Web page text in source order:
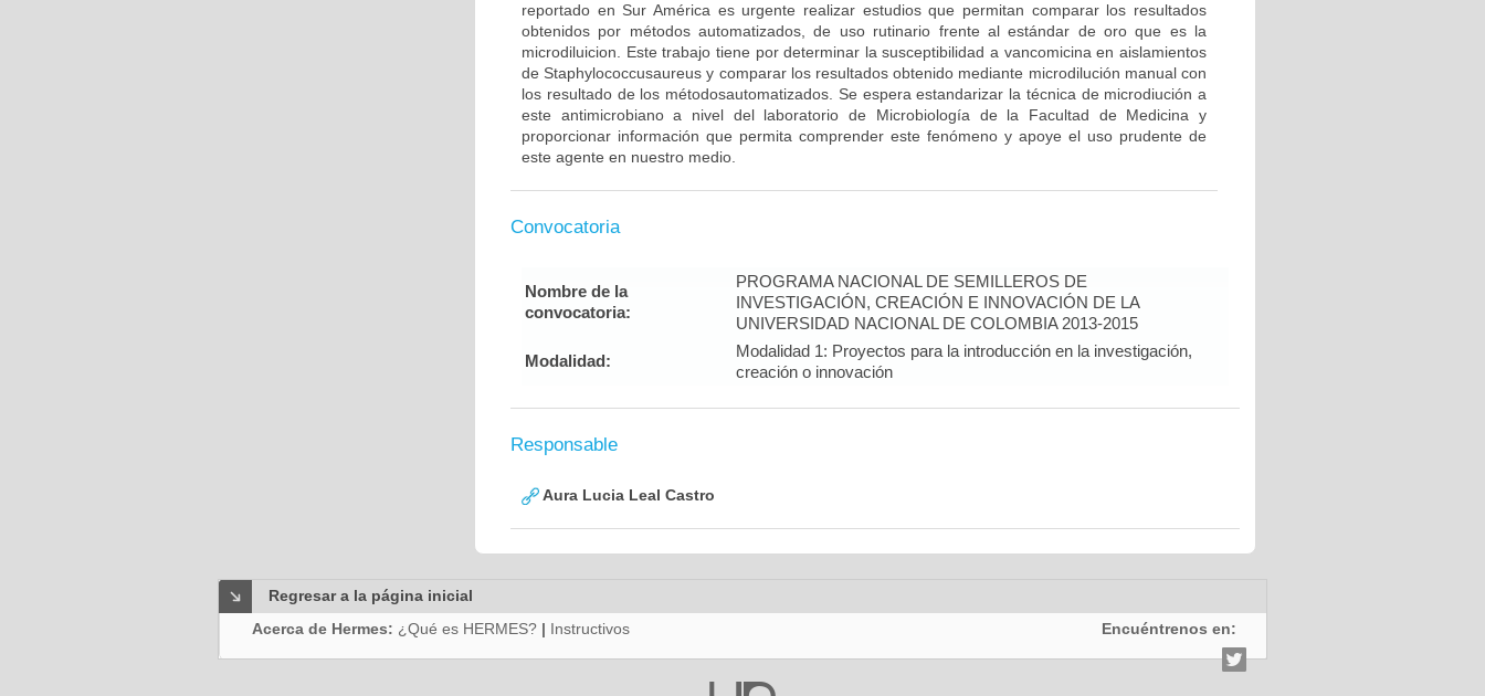
reportado en Sur América es urgente realizar estudios que permitan comparar los resultados
obtenidos por métodos automatizados, de uso rutinario frente al estándar de oro que es la
microdiluicion. Este trabajo tiene por determinar la susceptibilidad a vancomicina en aislamientos
de Staphylococcusaureus y comparar los resultados obtenido mediante microdilución manual con
los resultado de los métodosautomatizados. Se espera estandarizar la técnica de microdiución a
este antimicrobiano a nivel del laboratorio de Microbiología de la Facultad de Medicina y
proporcionar información que permita comprender este fenómeno y apoye el uso prudente de
este agente en nuestro medio.
Convocatoria
Nombre de la
convocatoria:
PROGRAMA NACIONAL DE SEMILLEROS DE
INVESTIGACIÓN, CREACIÓN E INNOVACIÓN DE LA
UNIVERSIDAD NACIONAL DE COLOMBIA 2013-2015
Modalidad:
Modalidad 1: Proyectos para la introducción en la investigación,
creación o innovación
Responsable
Aura Lucia Leal Castro
Regresar a la página inicial
Acerca de Hermes: ¿Qué es HERMES? | Instructivos Encuéntrenos en: